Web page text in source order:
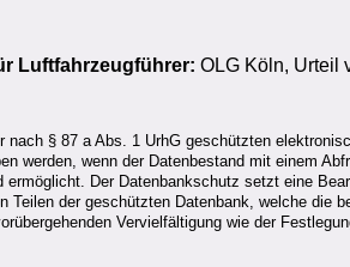
Luftfahrzeugführer: OLG Köln, Urteil
nach § 87 a Abs. 1 UrhG geschützten
werden, wenn der Datenbestand mit einem
ermöglicht. Der Datenbankschutz setzt eine
Teilen der geschützten Datenbank, welche die
Vervielfältigung wie der